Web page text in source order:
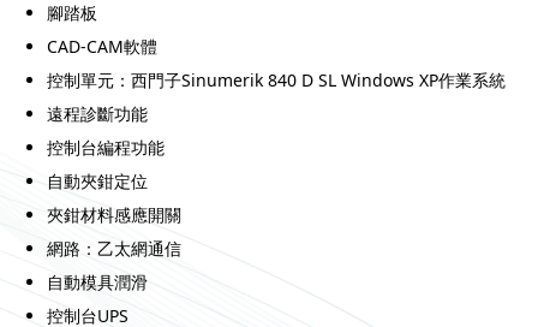
腳踏板
CAD-CAM軟體
控制單元：西門子Sinumerik 840 D SL Windows XP作業系統
遠程診斷功能
控制台編程功能
自動夾鉗定位
夾鉗材料感應開關
網路：乙太網通信
自動模具潤滑
控制台UPS